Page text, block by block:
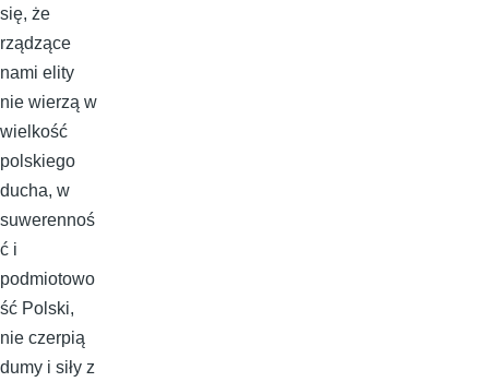
się, że
rządzące
nami elity
nie wierzą w
wielkość
polskiego
ducha, w
suwerennoś
ć i
podmiotowo
ść Polski,
nie czerpią
dumy i siły z